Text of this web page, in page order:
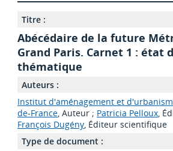
Titre :
Abécédaire de la future
Grand Paris. Carnet 1 : état
thématique
Auteurs :
Institut d'aménagement et
de-France, Auteur ; Patricia Pelloux,
François Dugény, Éditeur scientifique
Type de document :